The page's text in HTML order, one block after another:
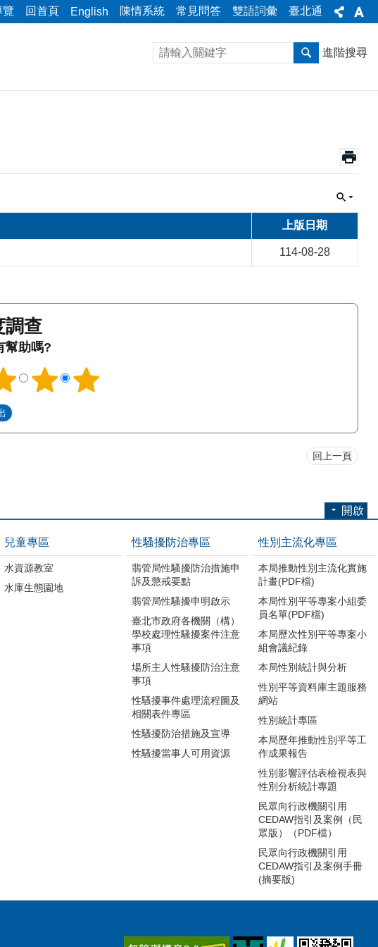
覽 回首頁 English 陳情系統 常見問答 雙語詞彙 臺北通
進階搜尋
上版日期
114-08-28
調查
幫助嗎?
回上一頁
開啟
兒童專區
水資源教室
水庫生態園地
性騷擾防治專區
翡管局性騷擾防治措施申
訴及懲戒要點
翡管局性騷擾申明啟示
臺北市政府各機關（構）
學校處理性騷擾案件注意
事項
場所主人性騷擾防治注意
事項
性騷擾事件處理流程圖及
相關表件專區
性騷擾防治措施及宣導
性騷擾當事人可用資源
性別主流化專區
本局推動性別主流化實施
計畫(PDF檔)
本局性別平等專案小組委
員名單(PDF檔)
本局歷次性別平等專案小
組會議紀錄
本局性別統計與分析
性別平等資料庫主題服務
網站
性別統計專區
本局歷年推動性別平等工
作成果報告
性別影響評估表檢視表與
性別分析統計專題
民眾向行政機關引用
CEDAW指引及案例（民
眾版）（PDF檔）
民眾向行政機關引用
CEDAW指引及案例手冊
(摘要版)